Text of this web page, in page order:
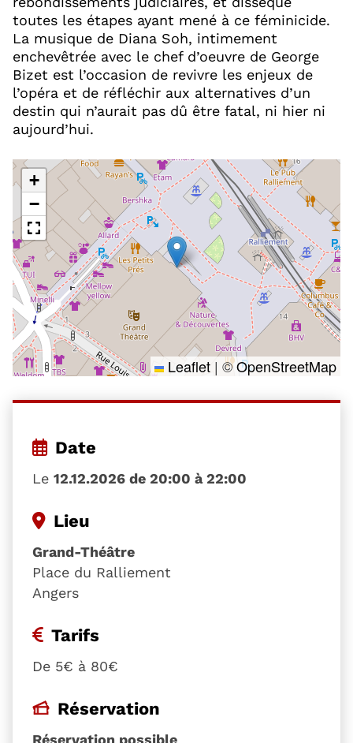
toutes les étapes ayant mené à ce féminicide.
La musique de Diana Soh, intimement
enchevêtrée avec le chef d’oeuvre de George
Bizet est l’occasion de revivre les enjeux de
l’opéra et de réfléchir aux alternatives d’un
destin qui n’aurait pas dû être fatal, ni hier ni
aujourd’hui.
+
−
Leaflet | ©OpenStreetMap
Date
Le 12.12.2026 de 20:00 à 22:00
Lieu
Grand-Théâtre
Place du Ralliement
Angers
Tarifs
De 5€ à 80€
Réservation